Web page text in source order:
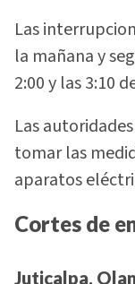
Las
la mañana y
2:00 y las 3:10
Las
tomar las
aparatos
Cortes de
Juticalpa,